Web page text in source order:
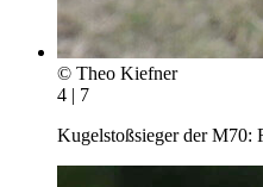
© Theo Kiefner
4 | 7
Kugelstoßsieger der M70: